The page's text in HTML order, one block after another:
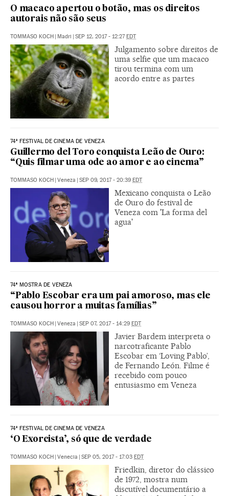
O macaco apertou o botão, mas os direitos
autorais não são seus
TOMMASO KOCH | Madri | SEP 12, 2017 - 12:27EDT
Julgamento sobre direitos de
uma selfie que um macaco
tirou termina com um
acordo entre as partes
74º FESTIVAL DE CINEMA DE VENEZA
Guillermo del Toro conquista Leão de Ouro:
“Quis filmar uma ode ao amor e ao cinema”
TOMMASO KOCH | Veneza | SEP 09, 2017 - 20:39 EDT
Mexicano conquista o Leão
de Ouro do festival de
Veneza com 'La forma del
agua'
74ª MOSTRA DE VENEZA
“Pablo Escobar era um pai amoroso, mas ele
causou horror a muitas famílias”
TOMMASO KOCH | Veneza | SEP 07, 2017 - 14:29 EDT
Javier Bardem interpreta o
narcotraficante Pablo
Escobar em ‘Loving Pablo’,
de Fernando León. Filme é
recebido com pouco
entusiasmo em Veneza
74º FESTIVAL DE CINEMA DE VENEZA
‘O Exorcista’, só que de verdade
TOMMASO KOCH | Venecia | SEP 05, 2017 - 17:03 EDT
Friedkin, diretor do clássico
de 1972, mostra num
discutível documentário a